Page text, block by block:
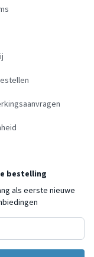
bestelling
als eerste nieuwe